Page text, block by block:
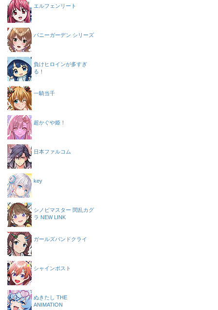
エルフェンリート
バニーガーデン シリーズ
負けヒロインが多すぎ
る！
一騎当千
超かぐや姫！
日本ファルコム
key
シノビマスター 閃乱カグ
ラ NEW LINK
ガールズバンドクライ
シャインポスト
ぬきたし THE
ANIMATION